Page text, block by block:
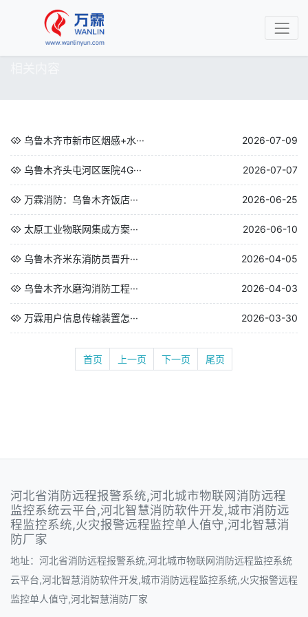
乌鲁木齐市新市区烟感+水··· 2026-07-09
乌鲁木齐头屯河区医院4G··· 2026-07-07
万霖消防：乌鲁木齐饭店··· 2026-06-25
太原工业物联网集成方案··· 2026-06-10
乌鲁木齐米东消防员晋升··· 2026-04-05
乌鲁木齐水磨沟消防工程··· 2026-04-03
万霖用户信息传输装置怎··· 2026-03-30
首页 上一页 下一页 尾页
河北省消防远程报警系统,河北城市物联网消防远程
监控系统云平台,河北智慧消防软件开发,城市消防远
程监控系统,火灾报警远程监控单人值守,河北智慧消
防厂家
地址：河北省消防远程报警系统,河北城市物联网消防远程监控系统
云平台,河北智慧消防软件开发,城市消防远程监控系统,火灾报警远程
监控单人值守,河北智慧消防厂家